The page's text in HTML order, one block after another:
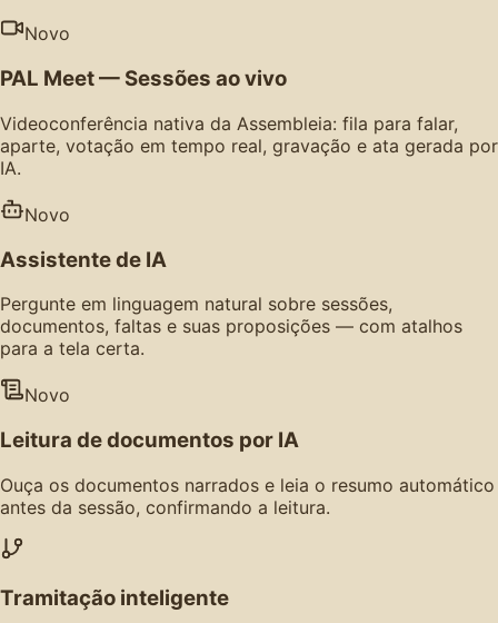
Novo
PAL Meet — Sessões ao vivo
Videoconferência nativa da Assembleia: fila para falar,
aparte, votação em tempo real, gravação e ata gerada por
IA.
Novo
Assistente de IA
Pergunte em linguagem natural sobre sessões,
documentos, faltas e suas proposições — com atalhos
para a tela certa.
Novo
Leitura de documentos por IA
Ouça os documentos narrados e leia o resumo automático
antes da sessão, confirmando a leitura.
Tramitação inteligente